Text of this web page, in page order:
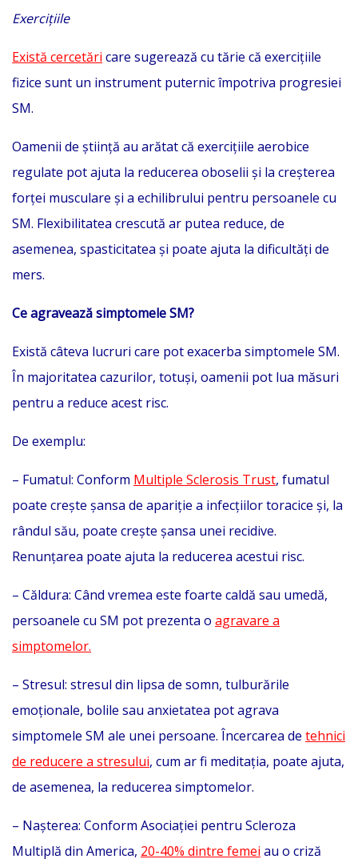
Exercițiile
Există cercetări care sugerează cu tărie că exercițiile
fizice sunt un instrument puternic împotriva progresiei
SM.
Oamenii de știință au arătat că exercițiile aerobice
regulate pot ajuta la reducerea oboselii și la creșterea
forței musculare și a echilibrului pentru persoanele cu
SM. Flexibilitatea crescută ar putea reduce, de
asemenea, spasticitatea și poate ajuta la dificultăți de
mers.
Ce agravează simptomele SM?
Există câteva lucruri care pot exacerba simptomele SM.
În majoritatea cazurilor, totuși, oamenii pot lua măsuri
pentru a reduce acest risc.
De exemplu:
– Fumatul: Conform Multiple Sclerosis Trust, fumatul
poate crește șansa de apariție a infecțiilor toracice și, la
rândul său, poate crește șansa unei recidive.
Renunțarea poate ajuta la reducerea acestui risc.
– Căldura: Când vremea este foarte caldă sau umedă,
persoanele cu SM pot prezenta o agravare a
simptomelor.
– Stresul: stresul din lipsa de somn, tulburările
emoționale, bolile sau anxietatea pot agrava
simptomele SM ale unei persoane. Încercarea de tehnici
de reducere a stresului, cum ar fi meditația, poate ajuta,
de asemenea, la reducerea simptomelor.
– Nașterea: Conform Asociației pentru Scleroza
Multiplă din America, 20-40% dintre femei au o criză